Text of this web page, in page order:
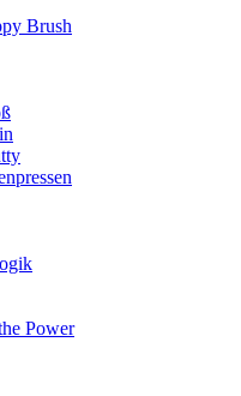
Brush
Power